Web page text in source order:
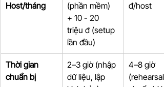
Host/tháng
(phần mềm)
+ 10 - 20
triệu đ (setup
lần đầu)
đ/host
Thời gian
chuẩn bị
2–3 giờ (nhập
dữ liệu, lập
4–8 giờ
(rehearsal,